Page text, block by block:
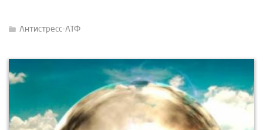
Антистресс-АТФ